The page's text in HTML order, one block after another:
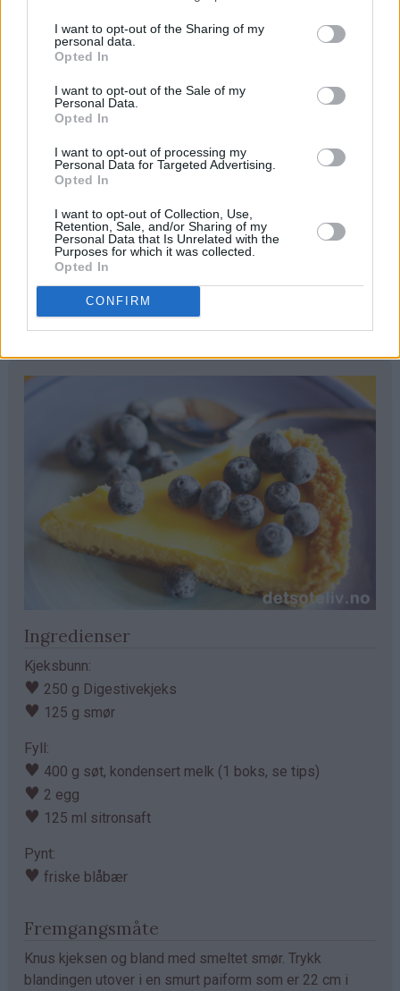
I want to opt-out of the Sharing of my
personal data.
Opted In
I want to opt-out of the Sale of my
Personal Data.
Opted In
I want to opt-out of processing my
Personal Data for Targeted Advertising.
Opted In
I want to opt-out of Collection, Use,
Retention, Sale, and/or Sharing of my
Personal Data that Is Unrelated with the
Purposes for which it was collected.
Opted In
CONFIRM
Ingredienser
Kjeksbunn:
♥ 250 g Digestivekjeks
♥ 125 g smør
Fyll:
♥ 400 g søt, kondensert melk (1 boks, se tips)
♥ 2 egg
♥ 125 ml sitronsaft
Pynt:
♥ friske blåbær
Fremgangsmåte
Knus kjeksen og bland med smeltet smør. Trykk
blandingen utover i en smurt paiform som er 22 cm i